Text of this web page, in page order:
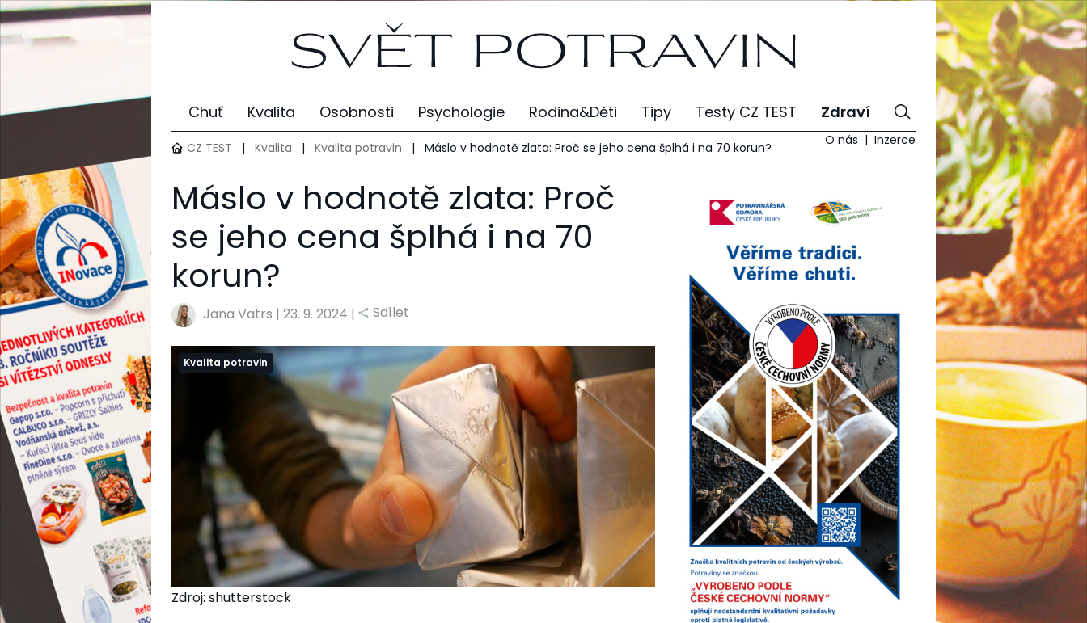
Chuť Kvalita Osobnosti Psychologie Rodina&Děti Tipy Testy CZ TEST Zdraví
CZ TEST | Kvalita | Kvalita potravin | Máslo v hodnotě zlata: Proč se jeho cena šplhá i na 70 korun? O nás Inzerce
Máslo v hodnotě zlata: Proč
se jeho cena šplhá i na 70
korun?
Jana Vatrs | 23. 9. 2024 | Sdílet
Kvalita potravin
Zdroj: shutterstock